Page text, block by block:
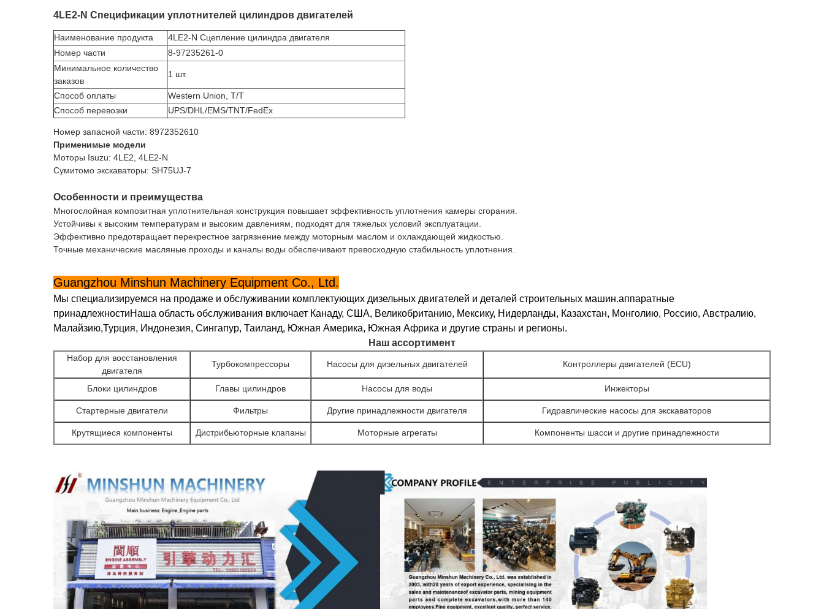
4LE2-N Спецификации уплотнителей цилиндров двигателей
Наименование продукта
4LE2-N Сцепление цилиндра двигателя
Номер части
8-97235261-0
Минимальное количество
заказов
1 шт.
Способ оплаты
Western Union, T/T
Способ перевозки
UPS/DHL/EMS/TNT/FedEx
Номер запасной части: 8972352610
Применимые модели
Моторы Isuzu: 4LE2, 4LE2-N
Сумитомо экскаваторы: SH75UJ-7
Особенности и преимущества
Многослойная композитная уплотнительная конструкция повышает эффективность уплотнения камеры сгорания.
Устойчивы к высоким температурам и высоким давлениям, подходят для тяжелых условий эксплуатации.
Эффективно предотвращает перекрестное загрязнение между моторным маслом и охлаждающей жидкостью.
Точные механические масляные проходы и каналы воды обеспечивают превосходную стабильность уплотнения.
Guangzhou Minshun Machinery Equipment Co., Ltd.
Мы специализируемся на продаже и обслуживании комплектующих дизельных двигателей и деталей строительных машин.аппаратные
принадлежностиНаша область обслуживания включает Канаду, США, Великобританию, Мексику, Нидерланды, Казахстан, Монголию, Россию, Австралию,
Малайзию,Турция, Индонезия, Сингапур, Таиланд, Южная Америка, Южная Африка и другие страны и регионы.
Наш ассортимент
Набор для восстановления
двигателя
Турбокомпрессоры Насосы для дизельных двигателей Контроллеры двигателей (ECU)
Блоки цилиндров Главы цилиндров Насосы для воды Инжекторы
Стартерные двигатели Фильтры Другие принадлежности двигателя Гидравлические насосы для экскаваторов
Крутящиеся компоненты Дистрибьюторные клапаны Моторные агрегаты Компоненты шасси и другие принадлежности